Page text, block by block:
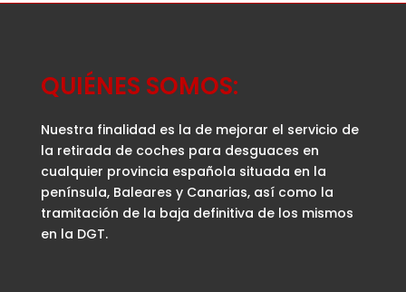
QUIÉNES SOMOS:
Nuestra finalidad es la de mejorar el servicio de
la retirada de coches para desguaces en
cualquier provincia española situada en la
península, Baleares y Canarias, así como la
tramitación de la baja definitiva de los mismos
en la DGT.